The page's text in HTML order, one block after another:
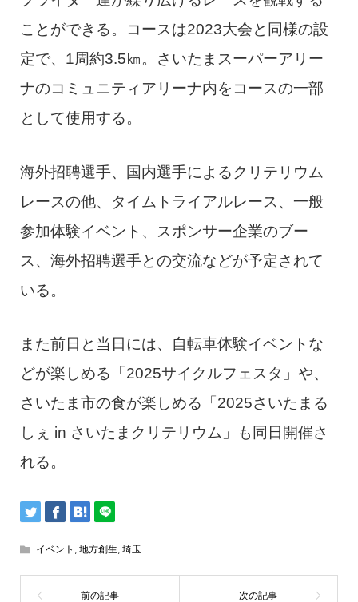
ことができる。コースは2023大会と同様の設
定で、1周約3.5㎞。さいたまスーパーアリー
ナのコミュニティアリーナ内をコースの一部
として使用する。
海外招聘選手、国内選手によるクリテリウム
レースの他、タイムトライアルレース、一般
参加体験イベント、スポンサー企業のブー
ス、海外招聘選手との交流などが予定されて
いる。
また前日と当日には、自転車体験イベントな
どが楽しめる「2025サイクルフェスタ」や、
さいたま市の食が楽しめる「2025さいたまる
しぇ in さいたまクリテリウム」も同日開催さ
れる。
イベント 地方創生 埼玉